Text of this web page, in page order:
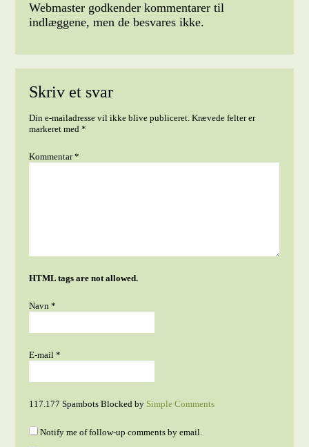
Webmaster godkender kommentarer til
indlæggene, men de besvares ikke.
Skriv et svar
Din e-mailadresse vil ikke blive publiceret. Krævede felter er
markeret med*
Kommentar*
HTML tags are not allowed.
Navn*
E-mail*
117.177 Spambots Blocked by Simple Comments
Notify me of follow-up comments by email.